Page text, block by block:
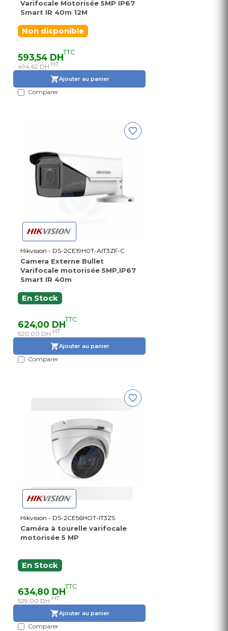
Varifocale Motorisée 5MP IP67
Smart IR 40m 12M
Non disponible
593,54 DHTTC
494,62 DH HT
Ajouter au panier
Comparer
Hikvision - DS-2CE19H0T-AIT3ZF-C
Camera Externe Bullet
Varifocale motorisée 5MP,IP67
Smart IR 40m
En Stock
624,00 DHTTC
520,00 DH HT
Ajouter au panier
Comparer
Hikvision - DS-2CE56HOT-IT3ZS
Caméra à tourelle varifocale
motorisée 5 MP
En Stock
634,80 DHTTC
529,00 DH HT
Ajouter au panier
Comparer